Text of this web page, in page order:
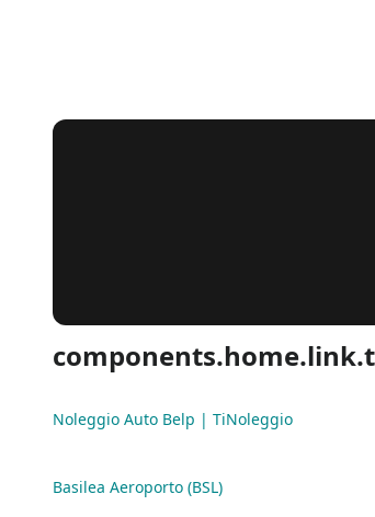
Noleggio Auto Belp | TiNoleggio
Basilea Aeroporto (BSL)